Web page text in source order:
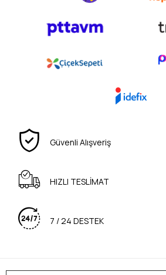
Güvenli Alışveriş
HIZLI TESLİMAT
7 / 24 DESTEK